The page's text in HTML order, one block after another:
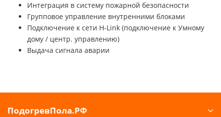
Интеграция в систему пожарной безопасности
Групповое управление внутренними блоками
Подключение к сети H-Link (подключение к Умному
дому / центр. управлению)
Выдача сигнала аварии
ПодогревПола.РФ